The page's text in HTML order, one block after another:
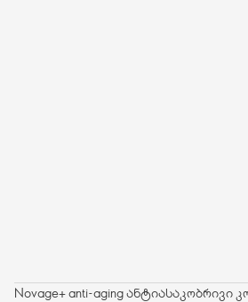
Novage+ anti-aging ანტიასაკობრივი